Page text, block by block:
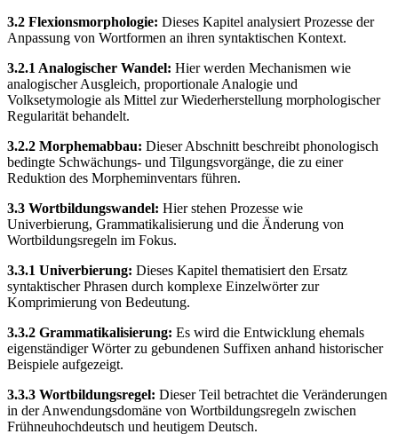
3.2 Flexionsmorphologie: Dieses Kapitel analysiert Prozesse der
Anpassung von Wortformen an ihren syntaktischen Kontext.
3.2.1 Analogischer Wandel: Hier werden Mechanismen wie
analogischer Ausgleich, proportionale Analogie und
Volksetymologie als Mittel zur Wiederherstellung morphologischer
Regularität behandelt.
3.2.2 Morphemabbau: Dieser Abschnitt beschreibt phonologisch
bedingte Schwächungs- und Tilgungsvorgänge, die zu einer
Reduktion des Morpheminventars führen.
3.3 Wortbildungswandel: Hier stehen Prozesse wie
Univerbierung, Grammatikalisierung und die Änderung von
Wortbildungsregeln im Fokus.
3.3.1 Univerbierung: Dieses Kapitel thematisiert den Ersatz
syntaktischer Phrasen durch komplexe Einzelwörter zur
Komprimierung von Bedeutung.
3.3.2 Grammatikalisierung: Es wird die Entwicklung ehemals
eigenständiger Wörter zu gebundenen Suffixen anhand historischer
Beispiele aufgezeigt.
3.3.3 Wortbildungsregel: Dieser Teil betrachtet die Veränderungen
in der Anwendungsdomäne von Wortbildungsregeln zwischen
Frühneuhochdeutsch und heutigem Deutsch.